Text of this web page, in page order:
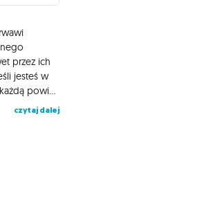
przez ich
jesteś w
stanie zapłacić ich cenę, stawią się na polu walki i wypełnią każdą powierzoną im misję. Harcownicy są lekko uzbrojeni i podobnie opancerzeni, dzięki czemu zachowują mobilność przydatną przy oskrzydlaniu wroga. Należy ich jednak chronić przed bezpośrednimi atakami i szarżami. UWAGA! Modele z tego zestawu są już złożone i gotowe do gry. Wszystkie komponenty gry: karty, statystyki oddziałów oraz księga zasad zostały przetłumaczone, wydrukowane i umieszczone w angielskim pudełku.
czytaj dalej